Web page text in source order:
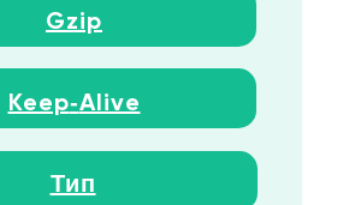
Gzip
Keep-Alive
Тип